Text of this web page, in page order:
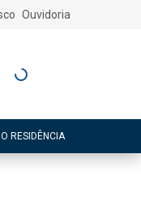
Ouvidoria
Cadastre-
RESIDÊNCIA